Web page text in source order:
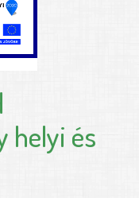
helyi és